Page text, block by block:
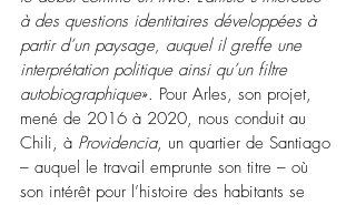
à des questions identitaires développées à
partir d’un paysage, auquel il greffe une
interprétation politique ainsi qu’un filtre
autobiographique». Pour Arles, son projet,
mené de 2016 à 2020, nous conduit au
Chili, à Providencia, un quartier de Santiago
– auquel le travail emprunte son titre – où
son intérêt pour l’histoire des habitants se